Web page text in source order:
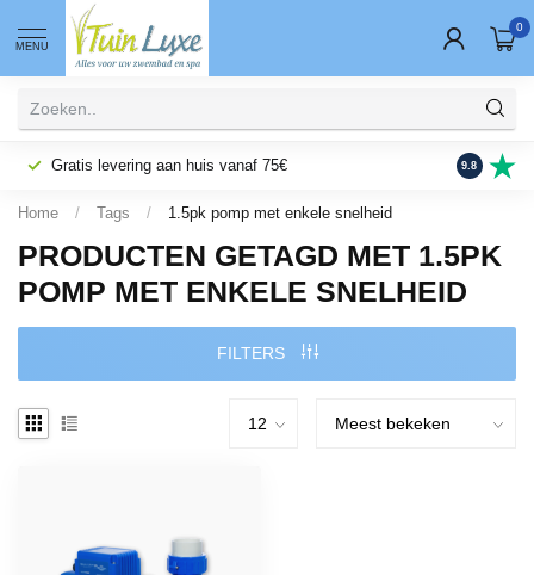
MENU
0
Gratis levering aan huis vanaf 75€ Fysieke
9.8
Home / Tags / 1.5pk pomp met enkele snelheid
PRODUCTEN GETAGD MET 1.5PK
POMP MET ENKELE SNELHEID
FILTERS